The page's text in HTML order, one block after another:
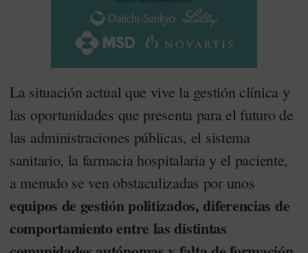
La situación actual que vive la gestión clínica y
las oportunidades que presenta para el futuro de
las administraciones públicas, el sistema
sanitario, la farmacia hospitalaria y el paciente,
a menudo se ven obstaculizadas por unos
equipos de gestión politizados, diferencias de
comportamiento entre las distintas